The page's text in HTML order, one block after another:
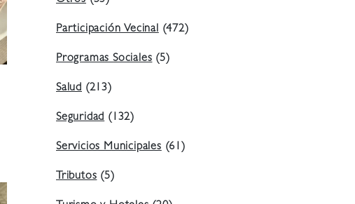
Participación Vecinal(472)
Programas Sociales(5)
Salud (213)
Seguridad(132)
Servicios Municipales(61)
Tributos(5)